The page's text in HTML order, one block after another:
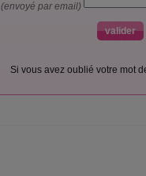
(envoyé par email)
Si vous avez oublié votre mot